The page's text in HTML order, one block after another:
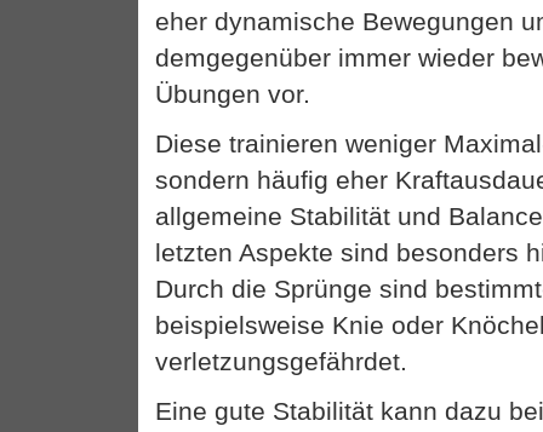
eher dynamische Bewegungen
demgegenüber immer wieder
Übungen vor.
Diese trainieren weniger
sondern häufig eher
allgemeine Stabilität und
letzten Aspekte sind besonders
Durch die Sprünge sind
beispielsweise Knie oder
verletzungsgefährdet.
Eine gute Stabilität kann dazu